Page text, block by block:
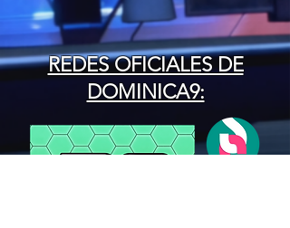
REDES OFICIALES DE
DOMINICA9: